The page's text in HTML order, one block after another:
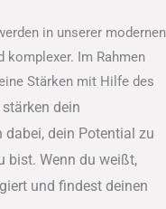
in unserer modernen
komplexer. Im Rahmen
Stärken mit Hilfe des
stärken dein
dein Potential zu
bist. Wenn du weißt,
und findest deinen